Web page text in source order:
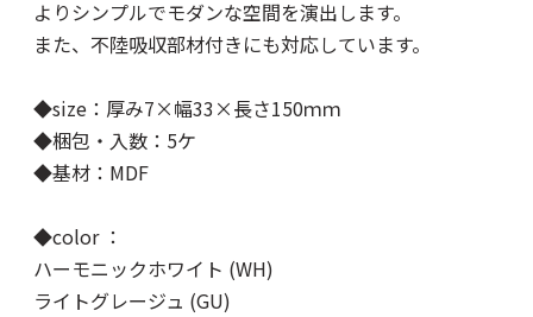
よりシンプルでモダンな空間を演出します。
また、不陸吸収部材付きにも対応しています。
◆size：厚み7×幅33×長さ150ｍｍ
◆梱包・入数：5ケ
◆基材：MDF
◆color ：
ハーモニックホワイト (WH)
ライトグレージュ (GU)